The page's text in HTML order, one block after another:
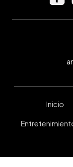
Inicio